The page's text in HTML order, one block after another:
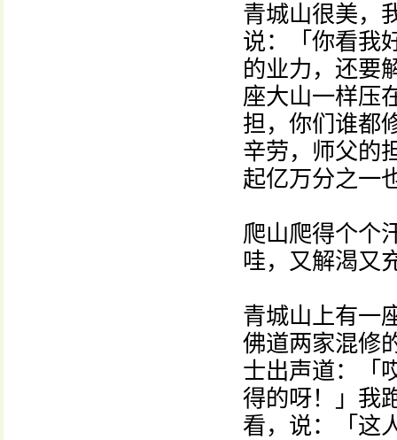
青城山很美，
说：「你看我
的业力，还要
座大山一样压
担，你们谁都
辛劳，师父的
起亿万分之一
爬山爬得个个
哇，又解渴又
青城山上有一
佛道两家混修
士出声道：「
得的呀！」我
看，说：「这